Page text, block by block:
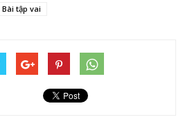
Bài tập vai